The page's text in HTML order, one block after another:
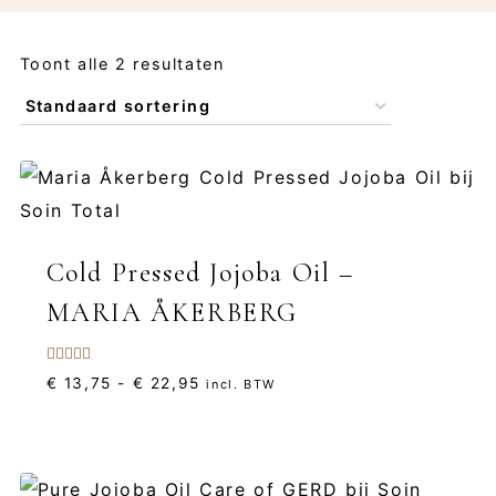
Toont alle 2 resultaten
Cold Pressed Jojoba Oil –
MARIA ÅKERBERG
Gewaardeerd
5.00
€ 13,75 - € 22,95 Prijsklasse:
incl. BTW